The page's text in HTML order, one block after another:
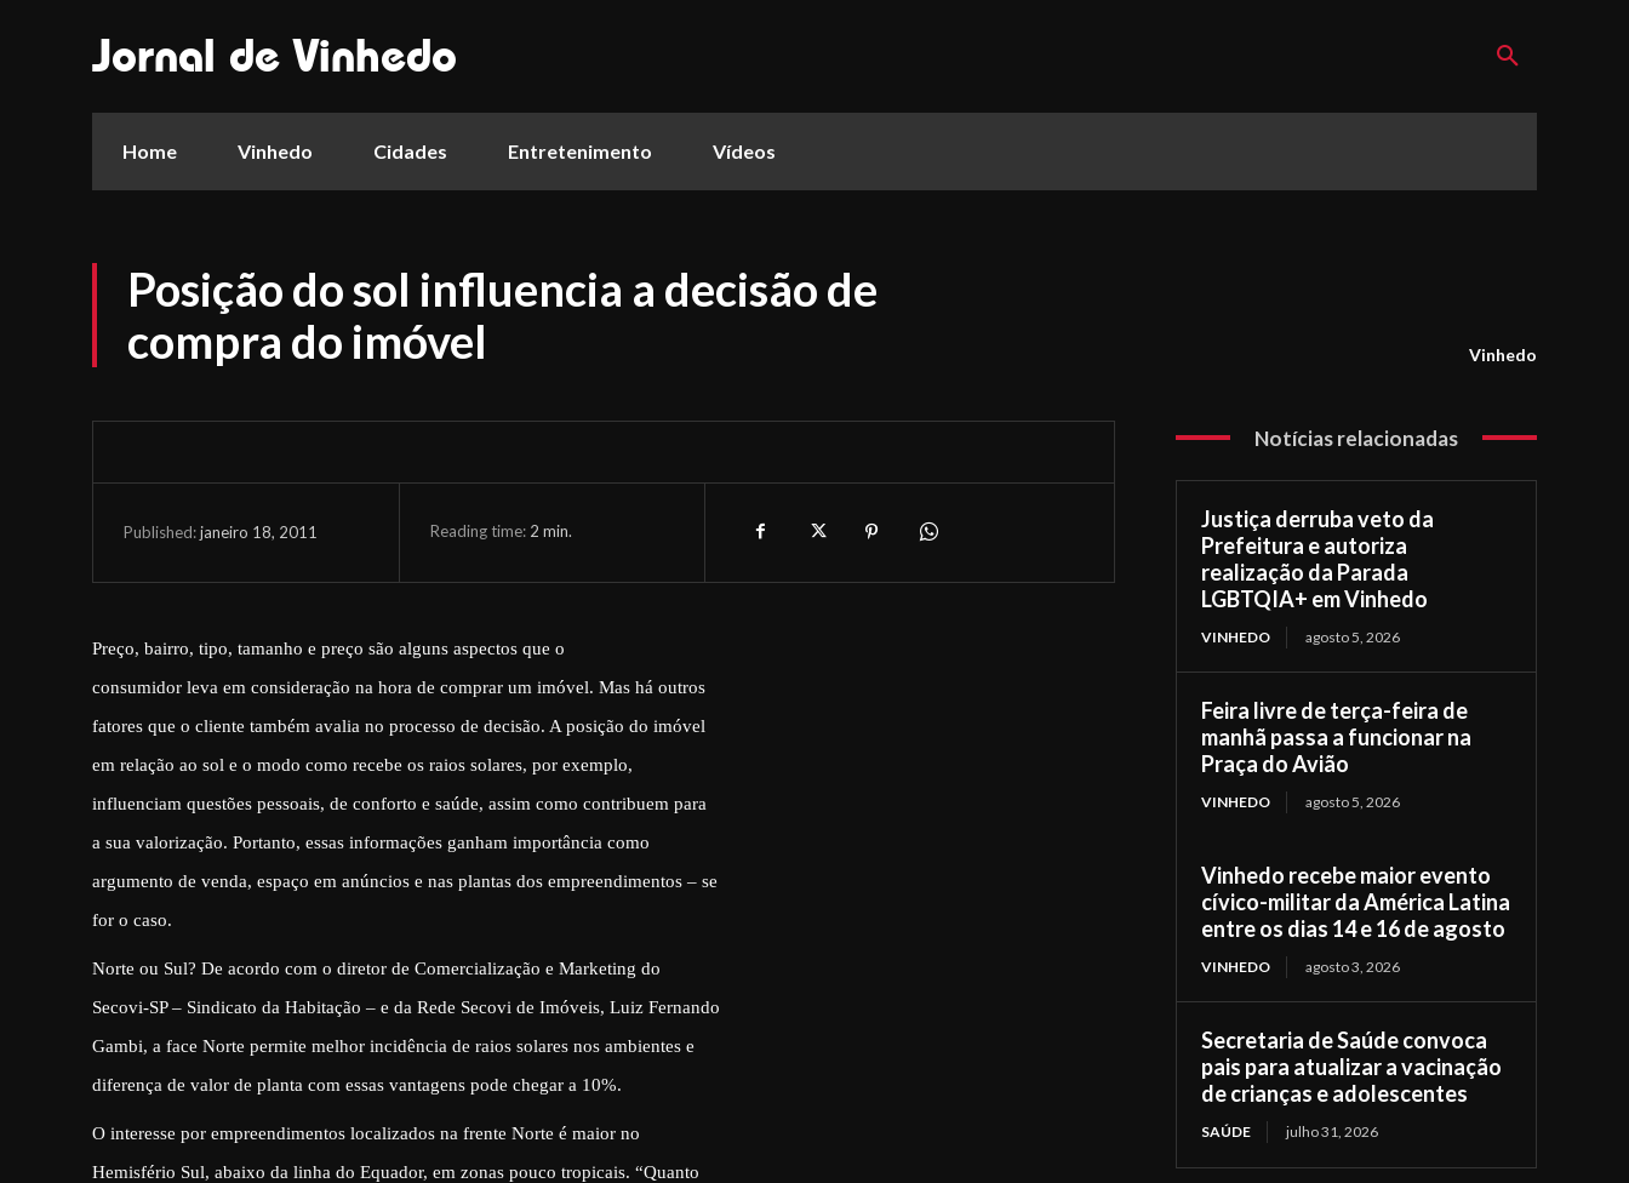
Jornal de Vinhedo
Home Vinhedo Cidades Entretenimento Vídeos
Posição do sol influencia a decisão de
compra do imóvel
Vinhedo
Published:janeiro 18, 2011 Reading time: 2 min.
Preço, bairro, tipo, tamanho e preço são alguns aspectos que o
consumidor leva em consideração na hora de comprar um imóvel. Mas há outros
fatores que o cliente também avalia no processo de decisão. A posição do imóvel
em relação ao sol e o modo como recebe os raios solares, por exemplo,
influenciam questões pessoais, de conforto e saúde, assim como contribuem para
a sua valorização. Portanto, essas informações ganham importância como
argumento de venda, espaço em anúncios e nas plantas dos empreendimentos – se
for o caso.
Norte ou Sul? De acordo com o diretor de Comercialização e Marketing do
Secovi-SP – Sindicato da Habitação – e da Rede Secovi de Imóveis, Luiz Fernando
Gambi, a face Norte permite melhor incidência de raios solares nos ambientes e
diferença de valor de planta com essas vantagens pode chegar a 10%.
O interesse por empreendimentos localizados na frente Norte é maior no
Hemisfério Sul, abaixo da linha do Equador, em zonas pouco tropicais. “Quanto
Notícias relacionadas
Justiça derruba veto da
Prefeitura e autoriza
realização da Parada
LGBTQIA+ em Vinhedo
VINHEDO agosto 5, 2026
Feira livre de terça-feira de
manhã passa a funcionar na
Praça do Avião
VINHEDO agosto 5, 2026
Vinhedo recebe maior evento
cívico-militar da América Latina
entre os dias 14 e 16 de agosto
VINHEDO agosto 3, 2026
Secretaria de Saúde convoca
pais para atualizar a vacinação
de crianças e adolescentes
SAÚDE julho 31, 2026